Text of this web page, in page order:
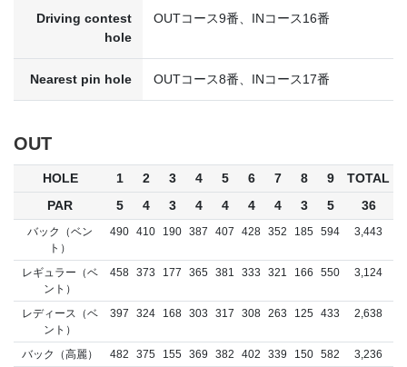
Driving contest
hole
OUTコース9番、INコース16番
Nearest pin hole OUTコース8番、INコース17番
OUT
HOLE 1 2 3 4 5 6 7 8 9
TOTAL
PAR
5 4 3 4 4 4 4 3 5 36
バック（ベン
ト）
490 410 190 387 407 428 352 185 594 3,443
レギュラー（ベ
ント）
458 373 177 365 381 333 321 166 550 3,124
レディース（ベ
ント）
397 324 168 303 317 308 263 125 433 2,638
バック（高麗） 482 375 155 369 382 402 339 150 582
3,236